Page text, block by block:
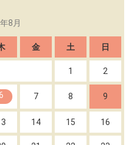
8月
金 土 日
1 2
7 8 9
14 15 16